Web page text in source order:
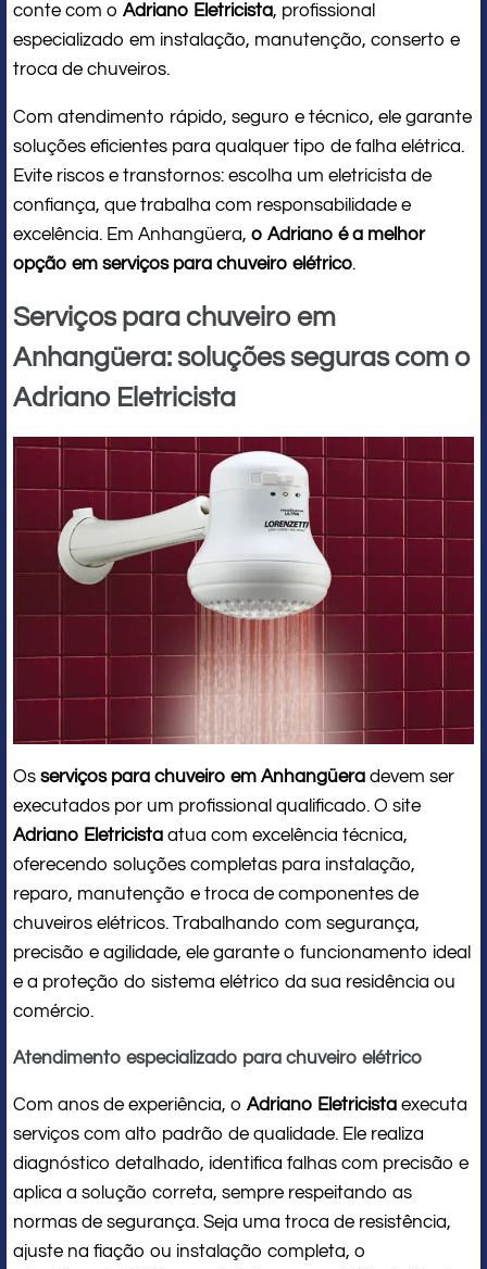
conte com o Adriano Eletricista, profissional
especializado em instalação, manutenção, conserto e
troca de chuveiros.
Com atendimento rápido, seguro e técnico, ele garante
soluções eficientes para qualquer tipo de falha elétrica.
Evite riscos e transtornos: escolha um eletricista de
confiança, que trabalha com responsabilidade e
excelência. Em Anhangüera, o Adriano é a melhor
opção em serviços para chuveiro elétrico.
Serviços para chuveiro em
Anhangüera: soluções seguras com o
Adriano Eletricista
Os serviços para chuveiro em Anhangüera devem ser
executados por um profissional qualificado. O site
Adriano Eletricista atua com excelência técnica,
oferecendo soluções completas para instalação,
reparo, manutenção e troca de componentes de
chuveiros elétricos. Trabalhando com segurança,
precisão e agilidade, ele garante o funcionamento ideal
e a proteção do sistema elétrico da sua residência ou
comércio.
Atendimento especializado para chuveiro elétrico
Com anos de experiência, o Adriano Eletricista executa
serviços com alto padrão de qualidade. Ele realiza
diagnóstico detalhado, identifica falhas com precisão e
aplica a solução correta, sempre respeitando as
normas de segurança. Seja uma troca de resistência,
ajuste na fiação ou instalação completa, o